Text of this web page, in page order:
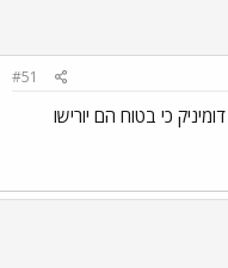
#51
כי בטוח הם יורישו